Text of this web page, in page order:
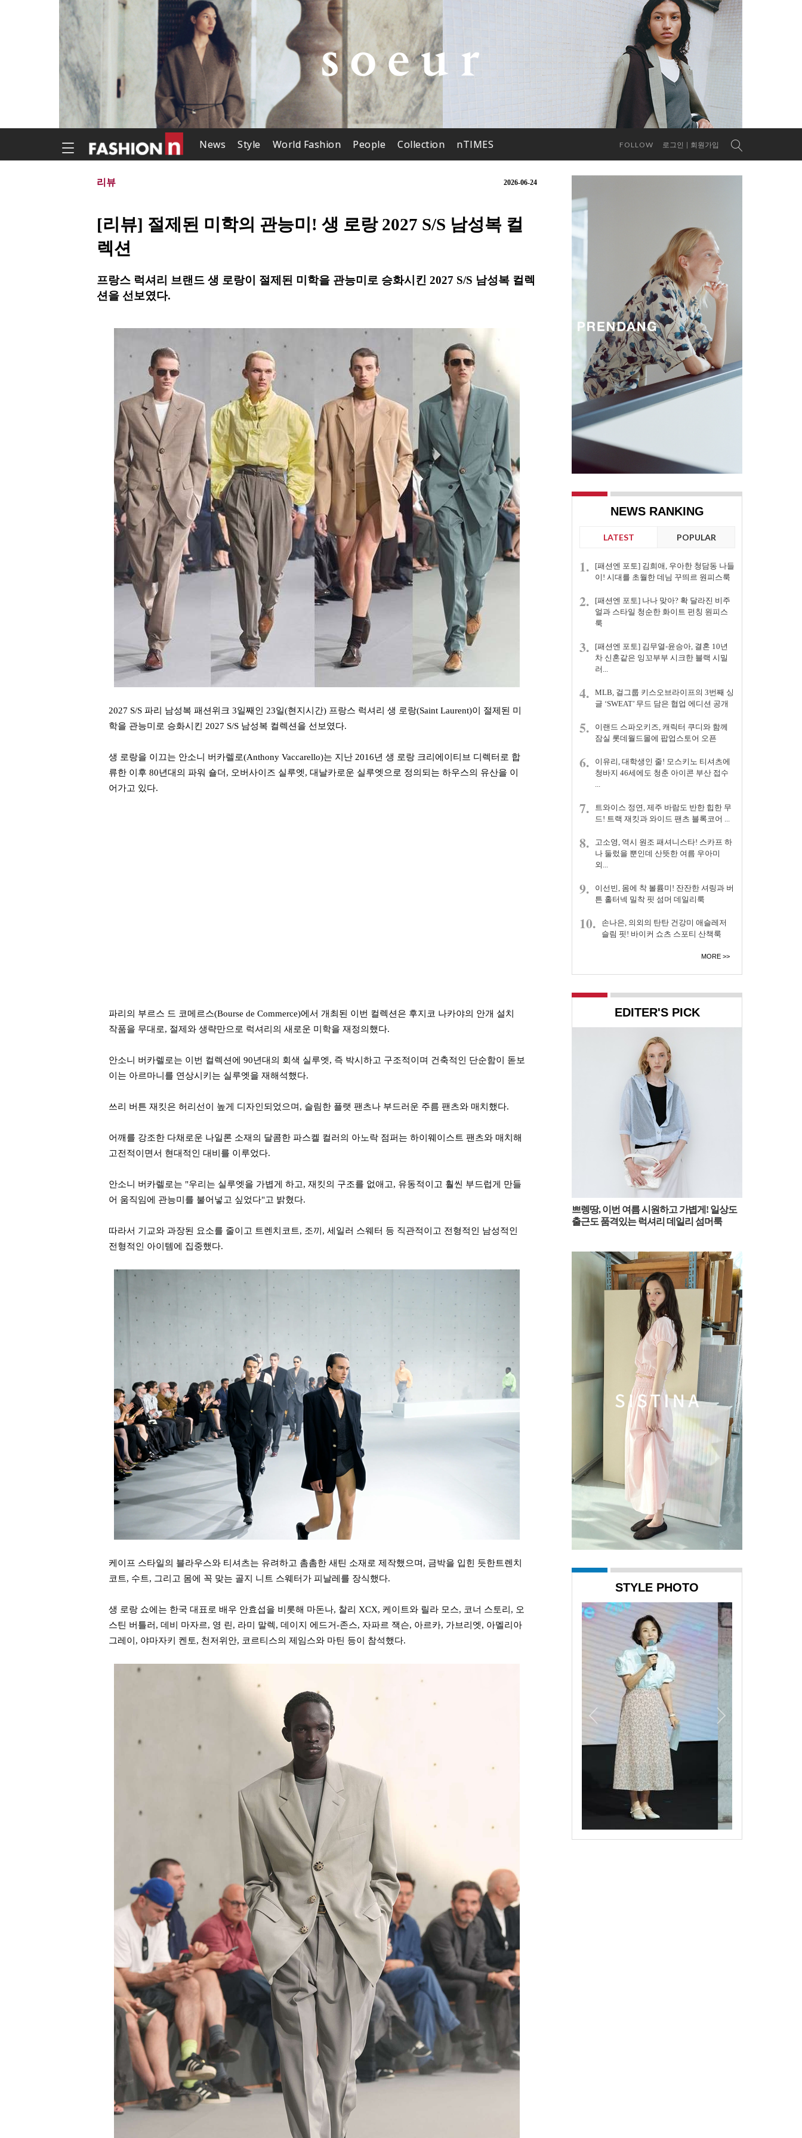
News Style World Fashion People Collection nTIMES FOLLOW 로그인 회원가입
리뷰 2026-06-24
[리뷰] 절제된 미학의 관능미! 생 로랑 2027 S/S 남성복 컬
렉션
프랑스 럭셔리 브랜드 생 로랑이 절제된 미학을 관능미로 승화시킨 2027 S/S 남성복 컬렉
션을 선보였다.
2027 S/S 파리 남성복 패션위크 3일째인 23일(현지시간) 프랑스 럭셔리 생 로랑(Saint Laurent)이 절제된 미
학을 관능미로 승화시킨 2027 S/S 남성복 컬렉션을 선보였다.
생 로랑을 이끄는 안소니 버카렐로(Anthony Vaccarello)는 지난 2016년 생 로랑 크리에이티브 디렉터로 합
류한 이후 80년대의 파워 숄더, 오버사이즈 실루엣, 대날카로운 실루엣으로 정의되는 하우스의 유산을 이
어가고 있다.
파리의 부르스 드 코메르스(Bourse de Commerce)에서 개최된 이번 컬렉션은 후지코 나카야의 안개 설치
작품을 무대로, 절제와 생략만으로 럭셔리의 새로운 미학을 재정의했다.
안소니 버카렐로는 이번 컬렉션에 90년대의 회색 실루엣, 즉 박시하고 구조적이며 건축적인 단순함이 돋보
이는 아르마니를 연상시키는 실루엣을 재해석했다.
쓰리 버튼 재킷은 허리선이 높게 디자인되었으며, 슬림한 플랫 팬츠나 부드러운 주름 팬츠와 매치했다.
어깨를 강조한 다채로운 나일론 소재의 달콤한 파스켈 컬러의 아노락 점퍼는 하이웨이스트 팬츠와 매치해
고전적이면서 현대적인 대비를 이루었다.
안소니 버카렐로는 "우리는 실루엣을 가볍게 하고, 재킷의 구조를 없애고, 유동적이고 훨씬 부드럽게 만들
어 움직임에 관능미를 불어넣고 싶었다"고 밝혔다.
따라서 기교와 과장된 요소를 줄이고 트렌치코트, 조끼, 세일러 스웨터 등 직관적이고 전형적인 남성적인
전형적인 아이템에 집중했다.
케이프 스타일의 블라우스와 티셔츠는 유려하고 촘촘한 새틴 소재로 제작했으며, 금박을 입힌 듯한트렌치
코트, 수트, 그리고 몸에 꼭 맞는 골지 니트 스웨터가 피날레를 장식했다.
생 로랑 쇼에는 한국 대표로 배우 안효섭을 비롯해 마돈나, 찰리 XCX, 케이트와 릴라 모스, 코너 스토리, 오
스틴 버틀러, 데비 마자르, 영 린, 라미 말렉, 데이지 에드거-존스, 자파르 잭슨, 아르카, 가브리엣, 아멜리아
그레이, 야마자키 켄토, 천저위안, 코르티스의 제임스와 마틴 등이 참석했다.
NEWS RANKING
LATEST POPULAR
1.
[패션엔 포토] 김희애, 우아한 청담동 나들
이! 시대를 초월한 데님 꾸띄르 원피스룩
2.
[패션엔 포토] 나나 맞아? 확 달라진 비주
얼과 스타일 청순한 화이트 펀칭 원피스
룩
3.
[패션엔 포토] 김무열-윤승아, 결혼 10년
차 신혼같은 잉꼬부부 시크한 블랙 시밀
러...
4.
MLB, 걸그룹 키스오브라이프의 3번째 싱
글 ‘SWEAT’ 무드 담은 협업 에디션 공개
5.
이랜드 스파오키즈, 캐릭터 쿠디와 함께
잠실 롯데월드몰에 팝업스토어 오픈
6.
이유리, 대학생인 줄! 모스키노 티셔츠에
청바지 46세에도 청춘 아이콘 부산 접수
...
7.
트와이스 정연, 제주 바람도 반한 힙한 무
드! 트랙 재킷과 와이드 팬츠 블록코어 ...
8.
고소영, 역시 원조 패셔니스타! 스카프 하
나 둘렀을 뿐인데 산뜻한 여름 우아미
외...
9.
이선빈, 몸에 착 볼륨미! 잔잔한 셔링과 버
튼 홀터넥 밀착 핏 섬머 데일리룩
10.
손나은, 의외의 탄탄 건강미 애슬레저
슬림 핏! 바이커 쇼츠 스포티 산책룩
MORE
EDITER'S PICK
쁘렝땅, 이번 여름 시원하고 가볍게! 일상도
출근도 품격있는 럭셔리 데일리 섬머룩
STYLE PHOTO